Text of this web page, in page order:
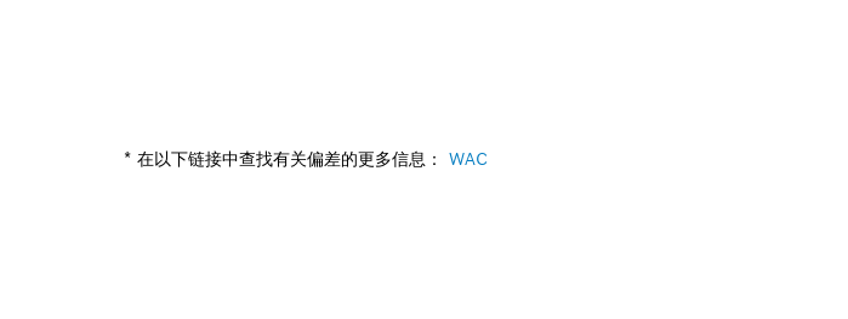
* 在以下链接中查找有关偏差的更多信息： WAC